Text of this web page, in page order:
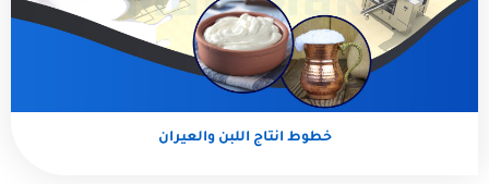
خطوط انتاج اللبن والعيران